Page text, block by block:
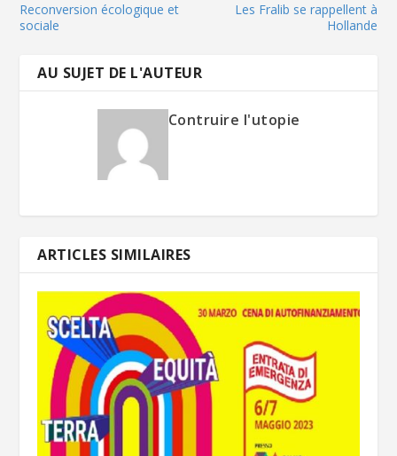
Reconversion écologique et
sociale
Les Fralib se rappellent à
Hollande
AU SUJET DE L'AUTEUR
Contruire l'utopie
ARTICLES SIMILAIRES